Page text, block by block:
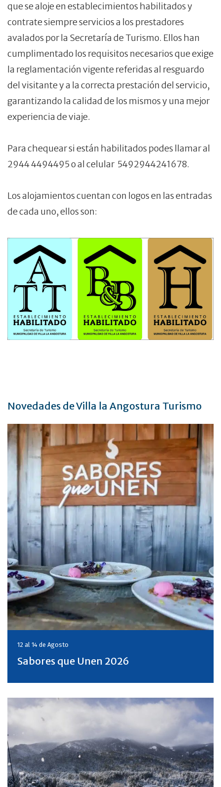
que se aloje en establecimientos habilitados y
contrate siempre servicios a los prestadores
avalados por la Secretaría de Turismo. Ellos han
cumplimentado los requisitos necesarios que exige
la reglamentación vigente referidas al resguardo
del visitante y a la correcta prestación del servicio,
garantizando la calidad de los mismos y una mejor
experiencia de viaje.
Para chequear si están habilitados podes llamar al
2944 4494495 o al celular 5492944241678.
Los alojamientos cuentan con logos en las entradas
de cada uno, ellos son:
Novedades de Villa la Angostura Turismo
12 al 14 de Agosto
Sabores que Unen 2026